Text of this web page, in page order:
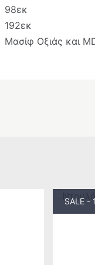
98εκ
192εκ
Μασίφ Οξιάς και
SALE -